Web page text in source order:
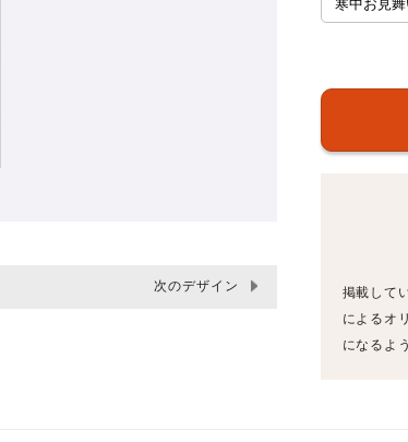
次のデザイン
掲載して
によるオ
になるよ